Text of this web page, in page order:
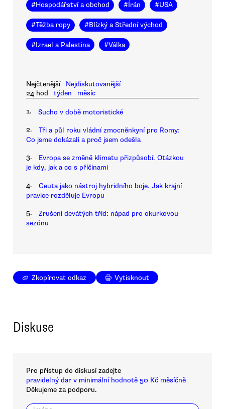
#Hospodářství a obchod #Írán #USA
#Těžba ropy #Blízký a Střední východ
#Izrael a Palestina #Válka
Nejčtenější
Nejdiskutovanější
24 hod
týden měsíc
1. Sucho v době motoristické
2.
Tři a půl roku vládní zmocněnkyní pro Romy:
Co jsme dokázali a proč jsem odešla
3.
Evropa se změně klimatu přizpůsobí. Otázkou
je kdy, jak a co s příčinami
4.
Ceuta jako nástroj hybridního boje. Jak krajní
pravice rozděluje Evropu
5.
Zrušení devátých tříd: nápad pro okurkovou
sezónu
Zkopírovat odkaz Vytisknout
Diskuse
Pro přístup do diskusí zadejte
pravidelný dar v minimální hodnotě 50 Kč měsíčně
Děkujeme za podporu.